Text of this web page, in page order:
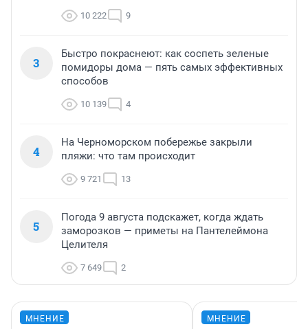
10 222 9
3
Быстро покраснеют: как соспеть зеленые
помидоры дома — пять самых эффективных
способов
10 139 4
4
На Черноморском побережье закрыли
пляжи: что там происходит
9 721 13
5
Погода 9 августа подскажет, когда ждать
заморозков — приметы на Пантелеймона
Целителя
7 649 2
МНЕНИЕ МНЕНИЕ